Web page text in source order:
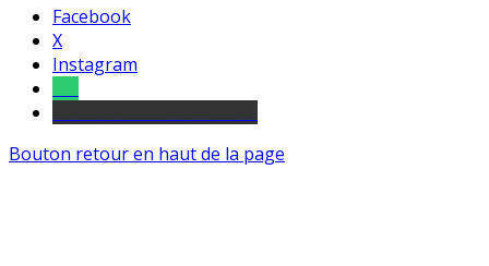
Facebook
X
Instagram
Bouton retour en haut de la page